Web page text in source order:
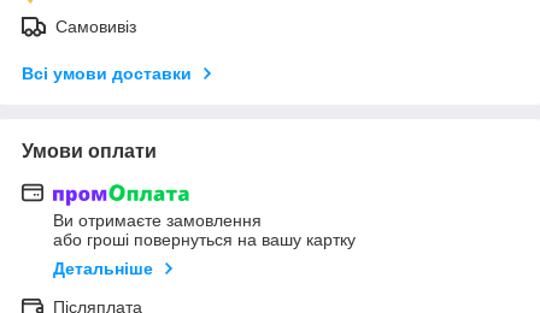
Самовивіз
Всі умови доставки
Умови оплати
Ви отримаєте замовлення
або гроші повернуться на вашу картку
Детальніше
Післяплата